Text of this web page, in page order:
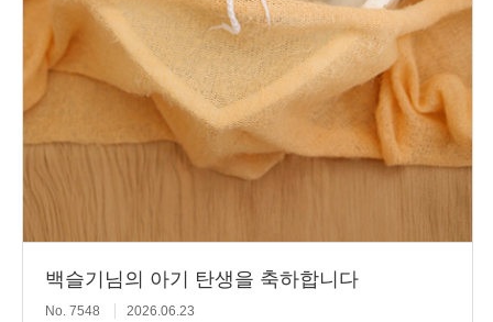
백슬기님의 아기 탄생을 축하합니다
No. 7548 2026.06.23